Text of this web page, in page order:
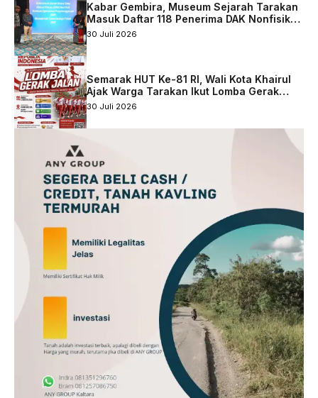
Kabar Gembira, Museum Sejarah Tarakan
Masuk Daftar 118 Penerima DAK Nonfisik
2027
30 Juli 2026
Semarak HUT Ke-81 RI, Wali Kota Khairul
Ajak Warga Tarakan Ikut Lomba Gerak
Jalan
30 Juli 2026